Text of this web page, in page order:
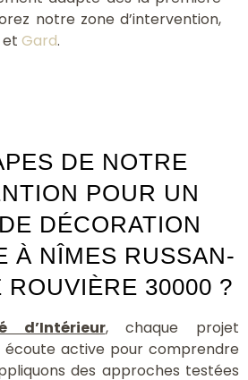
notre zone d’intervention,
Gard.
DE NOTRE
POUR UN
DÉCORATION
À NÎMES RUSSAN-
ROUVIÈRE 30000 ?
d’Intérieur, chaque projet
active pour comprendre
des approches testées